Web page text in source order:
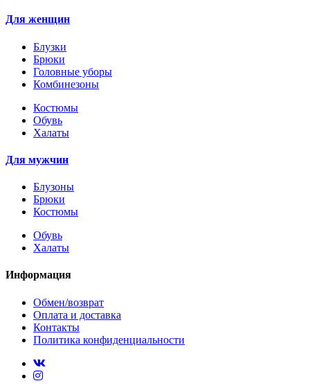
Для женщин
Блузки
Брюки
Головные уборы
Комбинезоны
Костюмы
Обувь
Халаты
Для мужчин
Блузоны
Брюки
Костюмы
Обувь
Халаты
Информация
Обмен/возврат
Оплата и доставка
Контакты
Политика конфиденциальности